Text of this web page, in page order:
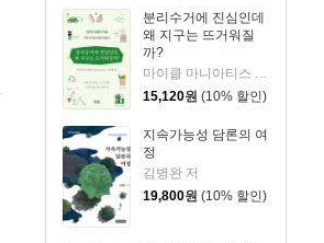
분리수거에 진심인데
왜 지구는 뜨거워질
까?
마이클 마니아티스 저/김지혜 역
15,120원 (10% 할인)
지속가능성 담론의 여
정
김병완 저
19,800원 (10% 할인)